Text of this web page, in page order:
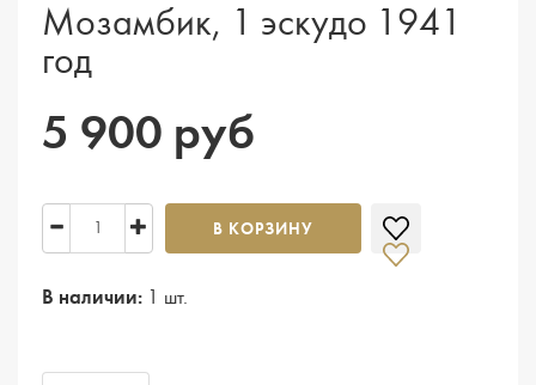
Мозамбик, 1 эскудо 1941
год
5 900 руб
В КОРЗИНУ
В наличии: 1 шт.